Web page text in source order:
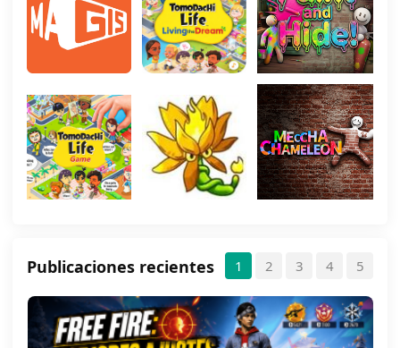
Publicaciones recientes 1 2 3 4 5